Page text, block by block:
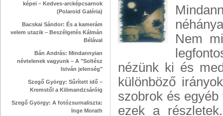
képei – Kedves-arcképcsarnok
(Polaroid Galéria)
Bacskai Sándor: És a kamerám
velem utazik – Beszélgetés Kálmán
Bélával
Bán András: Mindannyian
névtelenek vagyunk – A "Soltész
István jelenség"
Szegő György: Sűrített idő –
Kremstől a Kilimandzsáróig
Szegő György: A fotózsurnaliszta:
Inge Morath
Nem
nézünk ki és
különböző
szobrok és
ezek a